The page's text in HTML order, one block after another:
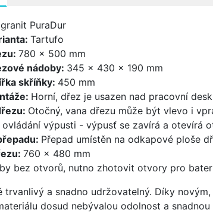
PuraDur
Tartufo
780 x 500 mm
nádoby: 345 x 430 x 190 mm
skříňky: 450 mm
Horní, dřez je usazen nad pracovní
Otočný, vana dřezu může být vlevo i
ovládání výpusti - výpusť se zavírá a otevírá
Přepad umístěn na odkapové ploše
760 x 480 mm
bez otvorů, nutno zhotovit otvory pro
trvanlivý a snadno udržovatelný. Díky
dosud nebývalou odolnost a